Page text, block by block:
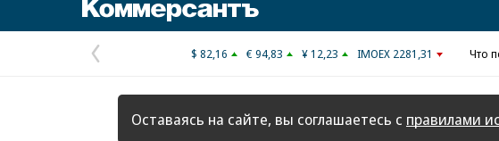
Предыдущая
страница
$ 82,16 € 94,83 ¥ 12,23 IMOEX 2281,31 Что
Оставаясь на сайте, вы соглашаетесь с правилами